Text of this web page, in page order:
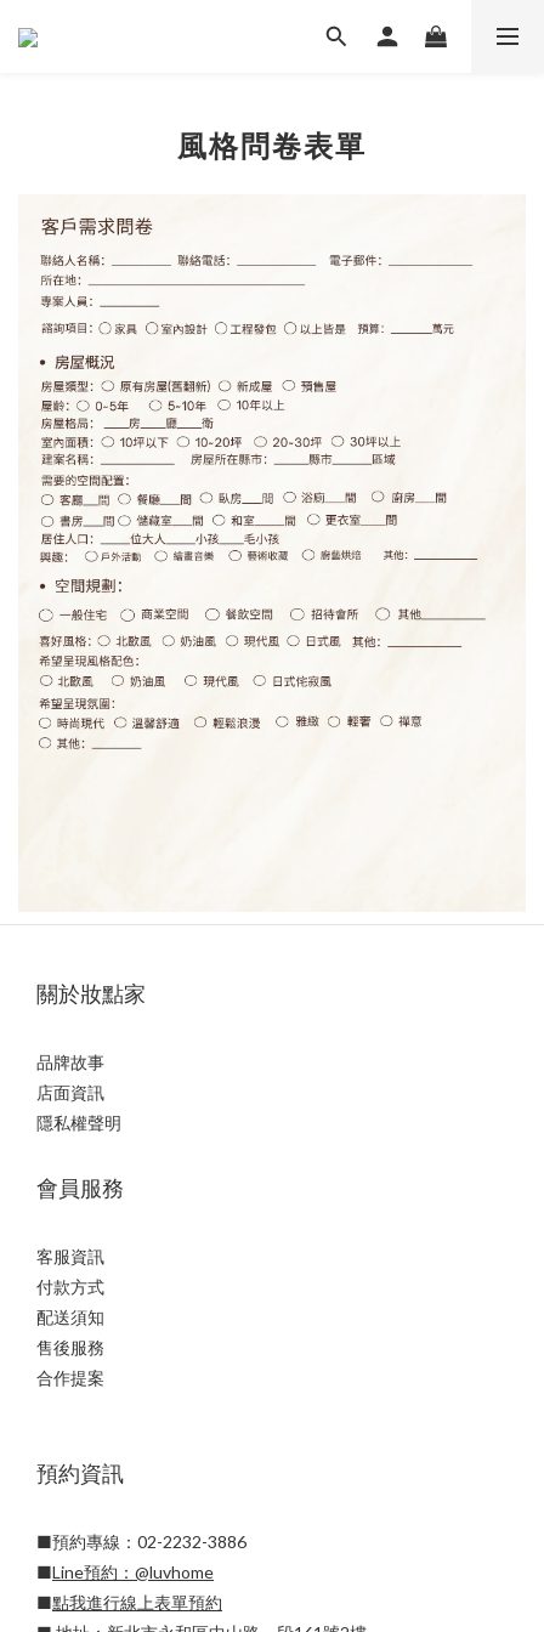
風格問卷表單
關於妝點家
品牌故事
店面資訊
隱私權聲明
會員服務
客服資訊
付款方式
配送須知
售後服務
合作提案
預約資訊
■預約專線：02-2232-3886
■Line預約： @luvhome
■點我進行線上表單預約